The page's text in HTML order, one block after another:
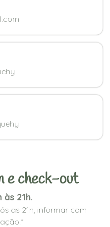
e check-out
às 21h.
as 21h, informar com